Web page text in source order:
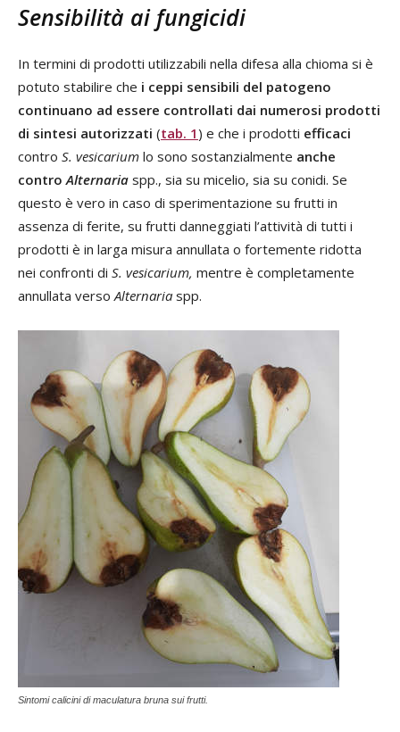
Sensibilità ai fungicidi
In termini di prodotti utilizzabili nella difesa alla chioma si è
potuto stabilire che i ceppi sensibili del patogeno
continuano ad essere controllati dai numerosi prodotti
di sintesi autorizzati (tab. 1) e che i prodotti efficaci
contro S. vesicarium lo sono sostanzialmente anche
contro Alternaria spp., sia su micelio, sia su conidi. Se
questo è vero in caso di sperimentazione su frutti in
assenza di ferite, su frutti danneggiati l’attività di tutti i
prodotti è in larga misura annullata o fortemente ridotta
nei confronti di S. vesicarium, mentre è completamente
annullata verso Alternaria spp.
Sintomi calicini di maculatura bruna sui frutti.